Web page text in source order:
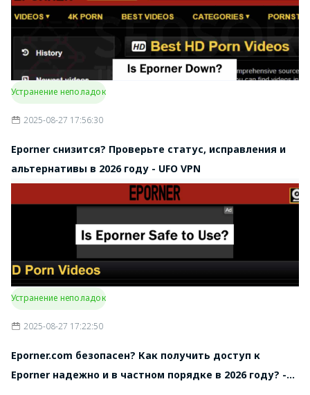
Устранение неполадок
2025-08-27 17:56:30
Eporner снизится? Проверьте статус, исправления и
альтернативы в 2026 году - UFO VPN
Устранение неполадок
2025-08-27 17:22:50
Eporner.com безопасен? Как получить доступ к
Eporner надежно и в частном порядке в 2026 году? -